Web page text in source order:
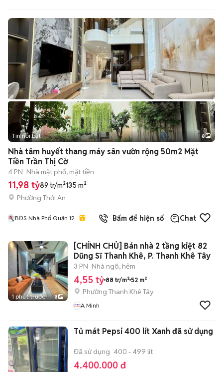
+2
Tin nổi bật 8
Nhà tâm huyết thang máy sân vườn rộng 50m2 Mặt
Tiền Trần Thị Cờ
4 PN Nhà mặt phố, mặt tiền
11,98 tỷ89 tr/m²135 m²
Phường Thới An
BĐS Nhà Phố Quận 12 Bấm để hiện số Chat
1 phút trước 8
[CHÍNH CHỦ] Bán nhà 2 tầng kiệt 82
Dũng Sĩ Thanh Khê, P. Thanh Khê Tây
3 PN Nhà ngõ, hẻm
4,55 tỷ 88 tr/m² 52 m²
Phường Thanh Khê Tây
A Minh
Tủ mát Pepsi 400 lít Xanh đã sử dụng
Đã sử dụng 400 - 499 lít
4.400.000 đ